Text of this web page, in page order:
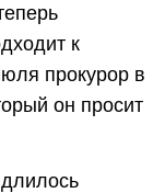
к
прокурор в
он просит